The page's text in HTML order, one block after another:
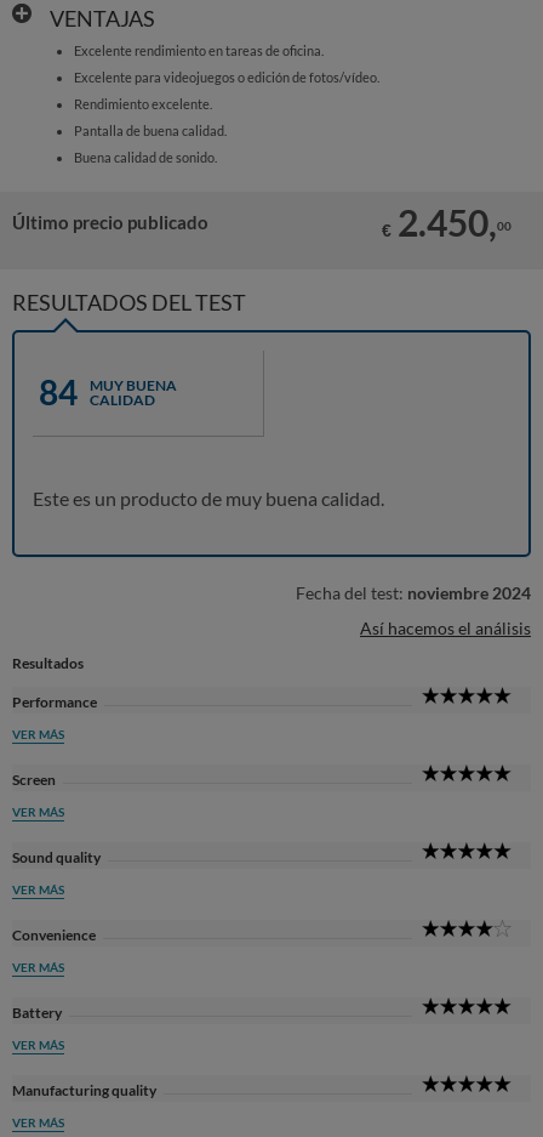
VENTAJAS
Excelente rendimiento en tareas de oficina.
Excelente para videojuegos o edición de fotos/vídeo.
Rendimiento excelente.
Pantalla de buena calidad.
Buena calidad de sonido.
Último precio publicado € 2.450,00
RESULTADOS DEL TEST
84
MUY BUENA
CALIDAD
Este es un producto de muy buena calidad.
Fecha del test: noviembre 2024
Así hacemos el análisis
Resultados
Performance
VER MÁS
Screen
VER MÁS
Sound quality
VER MÁS
Convenience
VER MÁS
Battery
VER MÁS
Manufacturing quality
VER MÁS